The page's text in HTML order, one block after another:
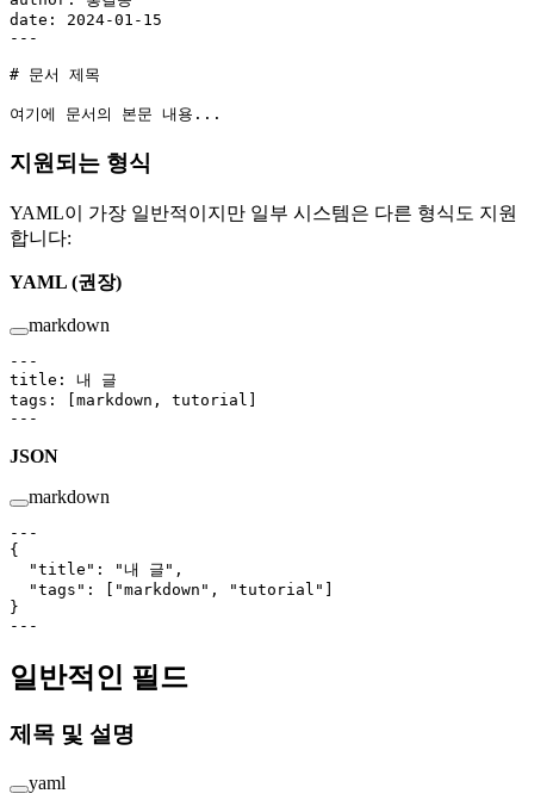
date : 2024-01-15
---
# 문서 제목
여기에 문서의 본문 내용...
지원되는 형식
YAML이 가장 일반적이지만 일부 시스템은 다른 형식도 지원
합니다:
YAML (권장)
markdown
---
title : 내 글
tags : [markdown , tutorial ]
---
JSON
markdown
---
{
  "title"
: "내 글" ,
  "tags"
: [ "markdown" , "tutorial" ]
}
---
일반적인 필드
제목 및 설명
yaml